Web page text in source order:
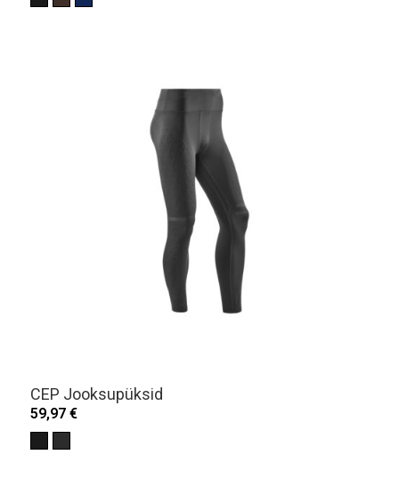
CEP Jooksupüksid
59,97 €